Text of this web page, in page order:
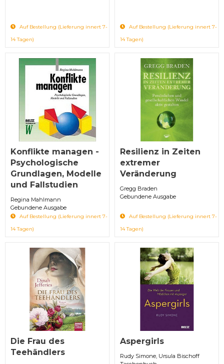
Auf Bestellung (Lieferung innert 7-
14 Tagen)
Auf Bestellung (Lieferung innert 7-
14 Tagen)
Konflikte managen -
Psychologische
Grundlagen, Modelle
und Fallstudien
Regina Mahlmann
Gebundene Ausgabe
Auf Bestellung (Lieferung innert 7-
14 Tagen)
Resilienz in Zeiten
extremer
Veränderung
Gregg Braden
Gebundene Ausgabe
Auf Bestellung (Lieferung innert 7-
14 Tagen)
Die Frau des
Teehändlers
Aspergirls
Rudy Simone, Ursula Bischoff